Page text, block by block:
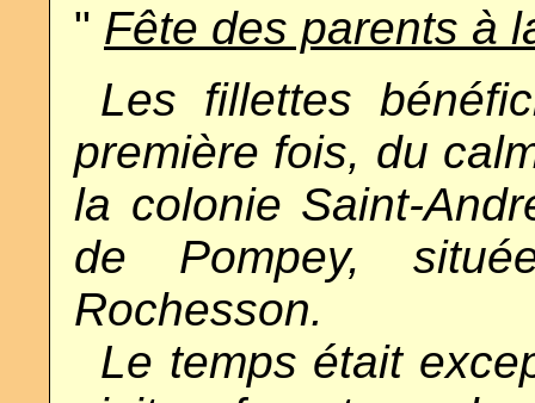
" Fête des parents à
Les fillettes
première fois, du
la colonie Saint-
de Pompey,
Rochesson.
Le temps était